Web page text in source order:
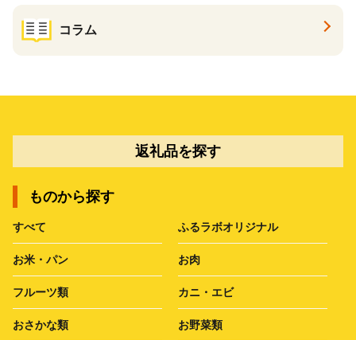
コラム
返礼品を探す
ものから探す
すべて ふるラボオリジナル
お米・パン お肉
フルーツ類 カニ・エビ
おさかな類 お野菜類